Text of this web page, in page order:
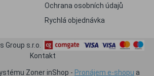
Ochrana osobních údajů
Rychlá objednávka
Group s.r.o.
Kontakt
Zoner inShop - Pronájem e-shopu a